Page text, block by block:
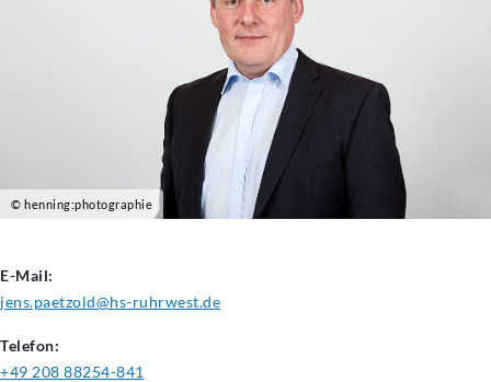
© henning:photographie
E-Mail:
jens.paetzold@hs-ruhrwest.de
Telefon:
+49 208 88254-841